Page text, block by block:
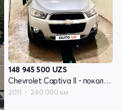
148 945 500 UZS
Chevrolet Captiva II - поколение
2011 240 000 км